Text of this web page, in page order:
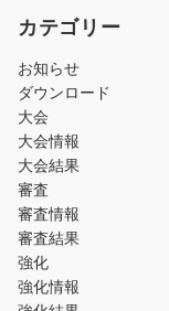
カテゴリー
お知らせ
ダウンロード
大会
大会情報
大会結果
審査
審査情報
審査結果
強化
強化情報